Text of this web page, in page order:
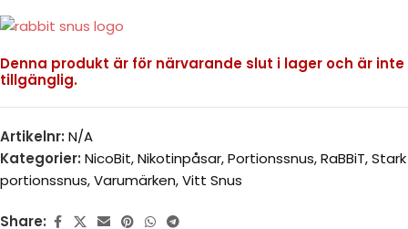
Denna produkt är för närvarande slut i lager och är inte
tillgänglig.
Artikelnr: N/A
Kategorier: NicoBit,Nikotinpåsar,Portionssnus,RaBBiT,Stark
portionssnus,Varumärken,Vitt Snus
Share: